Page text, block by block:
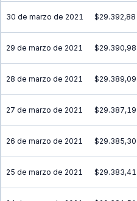
30 de marzo de 2021 $29.392,88
29 de marzo de 2021 $29.390,98
28 de marzo de 2021 $29.389,09
27 de marzo de 2021 $29.387,19
26 de marzo de 2021 $29.385,30
25 de marzo de 2021 $29.383,41